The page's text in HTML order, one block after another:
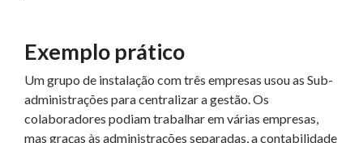
Exemplo prático
Um grupo de instalação com três empresas usou as Sub-
administrações para centralizar a gestão. Os
colaboradores podiam trabalhar em várias empresas,
mas graças às administrações separadas, a contabilidade